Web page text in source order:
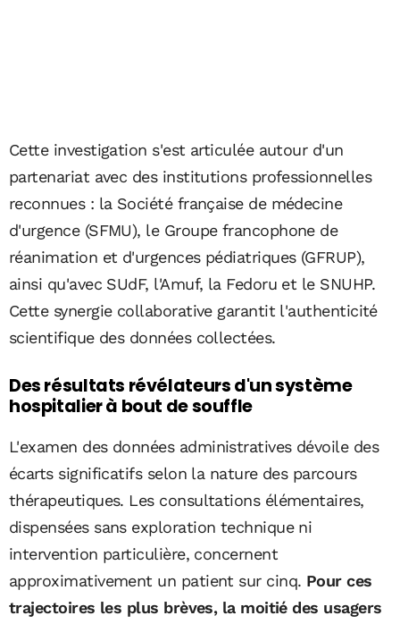
Cette investigation s'est articulée autour d'un
partenariat avec des institutions professionnelles
reconnues : la Société française de médecine
d'urgence (SFMU), le Groupe francophone de
réanimation et d'urgences pédiatriques (GFRUP),
ainsi qu'avec SUdF, l'Amuf, la Fedoru et le SNUHP.
Cette synergie collaborative garantit l'authenticité
scientifique des données collectées.
Des résultats révélateurs d'un système
hospitalier à bout de souffle
L'examen des données administratives dévoile des
écarts significatifs selon la nature des parcours
thérapeutiques. Les consultations élémentaires,
dispensées sans exploration technique ni
intervention particulière, concernent
approximativement un patient sur cinq. Pour ces
trajectoires les plus brèves, la moitié des usagers